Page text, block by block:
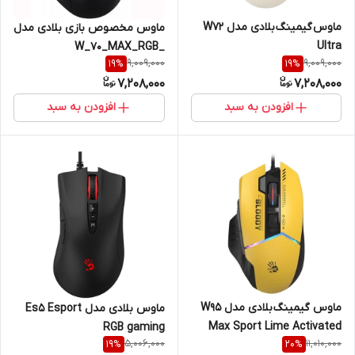
ماوس گیمینگ بلادی مدل W72
Ultra
9,009,000
19%
7,208,000
افزودن به سبد
ماوس مخصوص بازی بلادی مدل
W_70_MAX_RGB_
ACTIVATED
9,009,000
19%
7,208,000
افزودن به سبد
ماوس گیمینگ بلادی مدل W95
Max Sport Lime Activated
11,010,000
20%
ماوس بلادی مدل Es5 Esport
RGB gaming
5,006,000
19%